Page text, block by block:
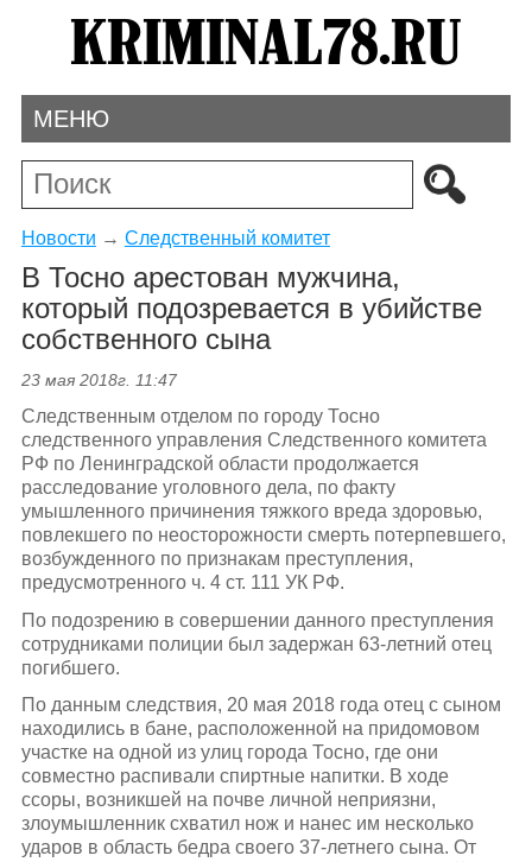
МЕНЮ
Новости → Следственный комитет
В Тосно арестован мужчина,
который подозревается в убийстве
собственного сына
23 мая 2018г. 11:47
Следственным отделом по городу Тосно
следственного управления Следственного комитета
РФ по Ленинградской области продолжается
расследование уголовного дела, по факту
умышленного причинения тяжкого вреда здоровью,
повлекшего по неосторожности смерть потерпевшего,
возбужденного по признакам преступления,
предусмотренного ч. 4 ст. 111 УК РФ.
По подозрению в совершении данного преступления
сотрудниками полиции был задержан 63-летний отец
погибшего.
По данным следствия, 20 мая 2018 года отец с сыном
находились в бане, расположенной на придомовом
участке на одной из улиц города Тосно, где они
совместно распивали спиртные напитки. В ходе
ссоры, возникшей на почве личной неприязни,
злоумышленник схватил нож и нанес им несколько
ударов в область бедра своего 37-летнего сына. От